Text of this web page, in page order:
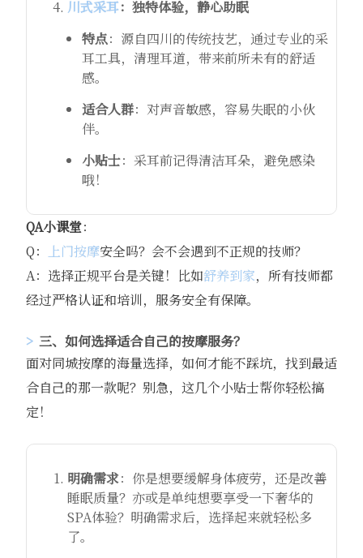
川式采耳：独特体验，静心助眠
特点：源自四川的传统技艺，通过专业的采
耳工具，清理耳道，带来前所未有的舒适
感。
适合人群：对声音敏感，容易失眠的小伙
伴。
小贴士：采耳前记得清洁耳朵，避免感染
哦！
QA小课堂：
Q：
上门按摩安全吗？会不会遇到不正规的技师？
A：选择正规平台是关键！比如舒养到家，所有技师都
经过严格认证和培训，服务安全有保障。
三、如何选择适合自己的按摩服务？
面对同城按摩的海量选择，如何才能不踩坑，找到最适
合自己的那一款呢？别急，这几个小贴士帮你轻松搞
定！
明确需求：你是想要缓解身体疲劳，还是改善
睡眠质量？亦或是单纯想要享受一下奢华的
SPA体验？明确需求后，选择起来就轻松多
了。